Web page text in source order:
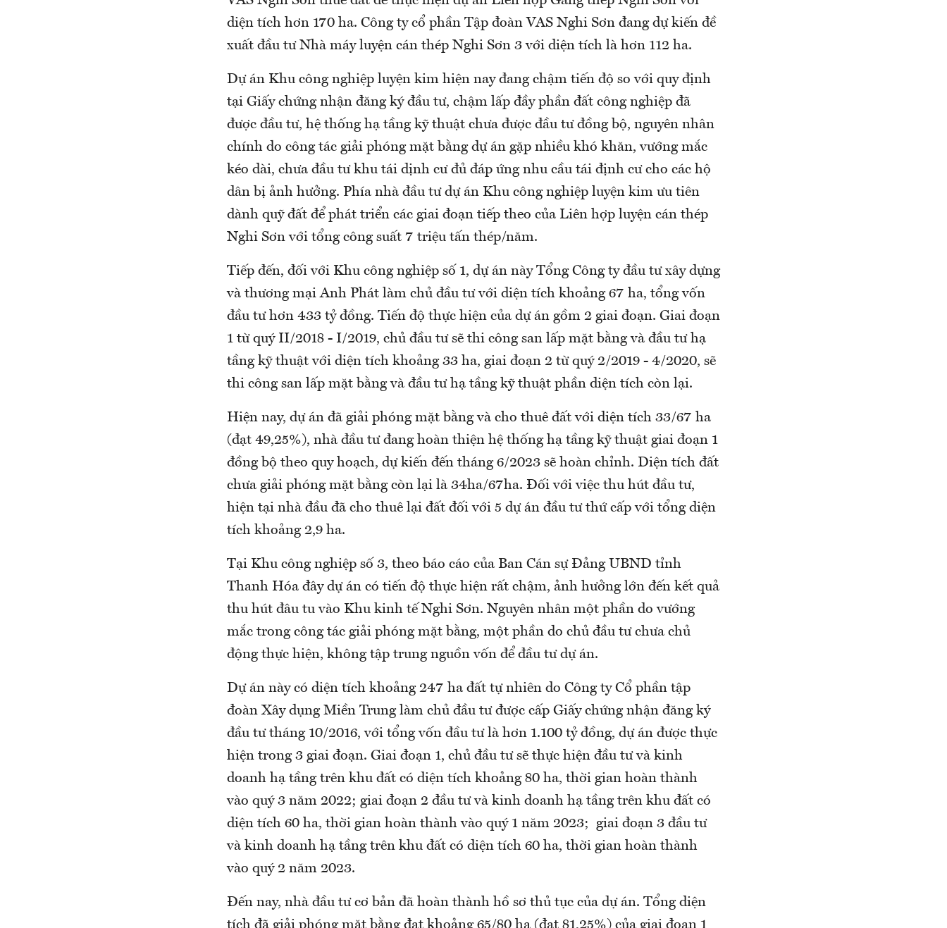
diện tích hơn 170 ha. Công ty cổ phần Tập đoàn VAS Nghi Sơn đang dự kiến đề
xuất đầu tư Nhà máy luyện cán thép Nghi Sơn 3 với diện tích là hơn 112 ha.
Dự án Khu công nghiệp luyện kim hiện nay đang chậm tiến độ so với quy định
tại Giấy chứng nhận đăng ký đầu tư, chậm lấp đầy phần đất công nghiệp đã
được đầu tư, hệ thống hạ tầng kỹ thuật chưa được đầu tư đồng bộ, nguyên nhân
chính do công tác giải phóng mặt bằng dự án gặp nhiều khó khăn, vướng mắc
kéo dài, chưa đầu tư khu tái dịnh cư đủ đáp ứng nhu cầu tái định cư cho các hộ
dân bị ảnh hưởng. Phía nhà đầu tư dự án Khu công nghiệp luyện kim ưu tiên
dành quỹ đất để phát triển các giai đoạn tiếp theo của Liên hợp luyện cán thép
Nghi Sơn với tổng công suất 7 triệu tấn thép/năm.
Tiếp đến, đối với Khu công nghiệp số 1, dự án này Tổng Công ty đầu tư xây dựng
và thương mại Anh Phát làm chủ đầu tư với diện tích khoảng 67 ha, tổng vốn
đầu tư hơn 433 tỷ đồng. Tiến độ thực hiện của dự án gồm 2 giai đoạn. Giai đoạn
1 từ quý II/2018 - I/2019, chủ đầu tư sẽ thi công san lấp mặt bằng và đầu tư hạ
tầng kỹ thuật với diện tích khoảng 33 ha, giai đoạn 2 từ quý 2/2019 - 4/2020, sẽ
thi công san lấp mặt bằng và đầu tư hạ tầng kỹ thuật phần diện tích còn lại.
Hiện nay, dự án đã giải phóng mặt bằng và cho thuê đất với diện tích 33/67 ha
(đạt 49,25%), nhà đầu tư đang hoàn thiện hệ thống hạ tầng kỹ thuật giai đoạn 1
đồng bộ theo quy hoạch, dự kiến đến tháng 6/2023 sẽ hoàn chỉnh. Diện tích đất
chưa giải phóng mặt bằng còn lại là 34ha/67ha. Đối với việc thu hút đầu tư,
hiện tại nhà đầu đã cho thuê lại đất đối với 5 dự án đầu tư thứ cấp với tổng diện
tích khoảng 2,9 ha.
Tại Khu công nghiệp số 3, theo báo cáo của Ban Cán sự Đảng UBND tỉnh
Thanh Hóa đây dự án có tiến độ thực hiện rất chậm, ảnh hưởng lớn đến kết quả
thu hút đâu tu vào Khu kinh tế Nghi Sơn. Nguyên nhân một phần do vướng
mắc trong công tác giải phóng mặt bằng, một phần do chủ đầu tư chưa chủ
động thực hiện, không tập trung nguồn vốn để đầu tư dự án.
Dự án này có diện tích khoảng 247 ha đất tự nhiên do Công ty Cổ phần tập
đoàn Xây dụng Miền Trung làm chủ đầu tư được cấp Giấy chứng nhận đăng ký
đầu tư tháng 10/2016, với tổng vốn đầu tư là hơn 1.100 tỷ đồng, dự án được thực
hiện trong 3 giai đoạn. Giai đoạn 1, chủ đầu tư sẽ thực hiện đầu tư và kinh
doanh hạ tầng trên khu đất có diện tích khoảng 80 ha, thời gian hoàn thành
vào quý 3 năm 2022; giai đoạn 2 đầu tư và kinh doanh hạ tầng trên khu đất có
diện tích 60 ha, thời gian hoàn thành vào quý 1 năm 2023; giai đoạn 3 đầu tư
và kinh doanh hạ tầng trên khu đất có diện tích 60 ha, thời gian hoàn thành
vào quý 2 năm 2023.
Đến nay, nhà đầu tư cơ bản đã hoàn thành hồ sơ thủ tục của dự án. Tổng diện
tích đã giải phóng mặt bằng đạt khoảng 65/80 ha (đạt 81,25%) của giai đoạn 1